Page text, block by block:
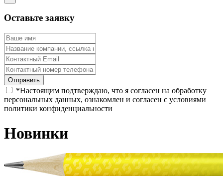
Оставьте заявку
*Настоящим подтверждаю, что я согласен на обработку
персональных данных, ознакомлен и согласен с условиями
политики конфиденциальности
Новинки